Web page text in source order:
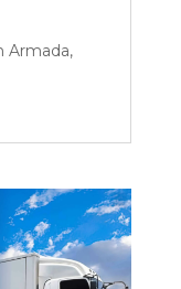
Armada,